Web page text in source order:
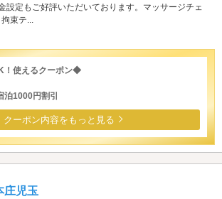
設定もご好評いただいております。マッサージチェ
束テ...
！使えるクーポン◆
1000円割引
クーポン内容をもっと見る
庄児玉